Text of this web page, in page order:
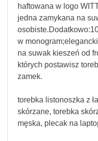
haftowana w logo
jedna zamykana na
w
na suwak kieszeń od
których postawisz
zamek.
torebka listonoszka z
skórzane, torebka
męska, plecak na